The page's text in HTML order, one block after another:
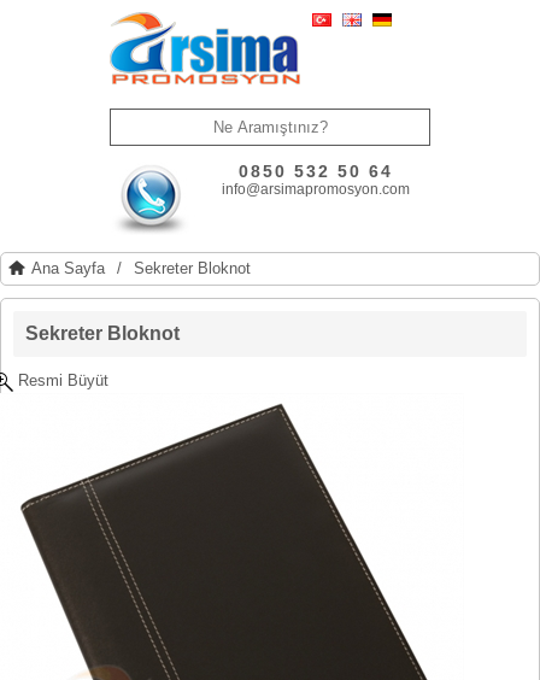
0850 532 50 64
info@arsimapromosyon.com
Ana Sayfa / Sekreter Bloknot
Sekreter Bloknot
Resmi Büyüt